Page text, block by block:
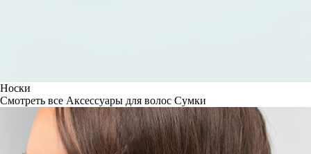
Носки
Смотреть все Аксессуары для волос Сумки